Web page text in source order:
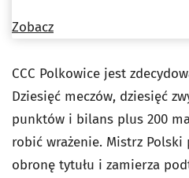
Zobacz
CCC Polkowice jest
Dziesięć meczów, dziesięć
punktów i bilans plus 200
robić wrażenie. Mistrz Polski
obronę tytułu i zamierza